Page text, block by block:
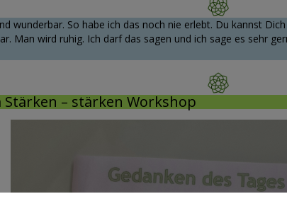
wunderbar. So habe ich das noch nie erlebt. Du kannst
Man wird ruhig. Ich darf das sagen und ich sage es sehr
Stärken – stärken Workshop